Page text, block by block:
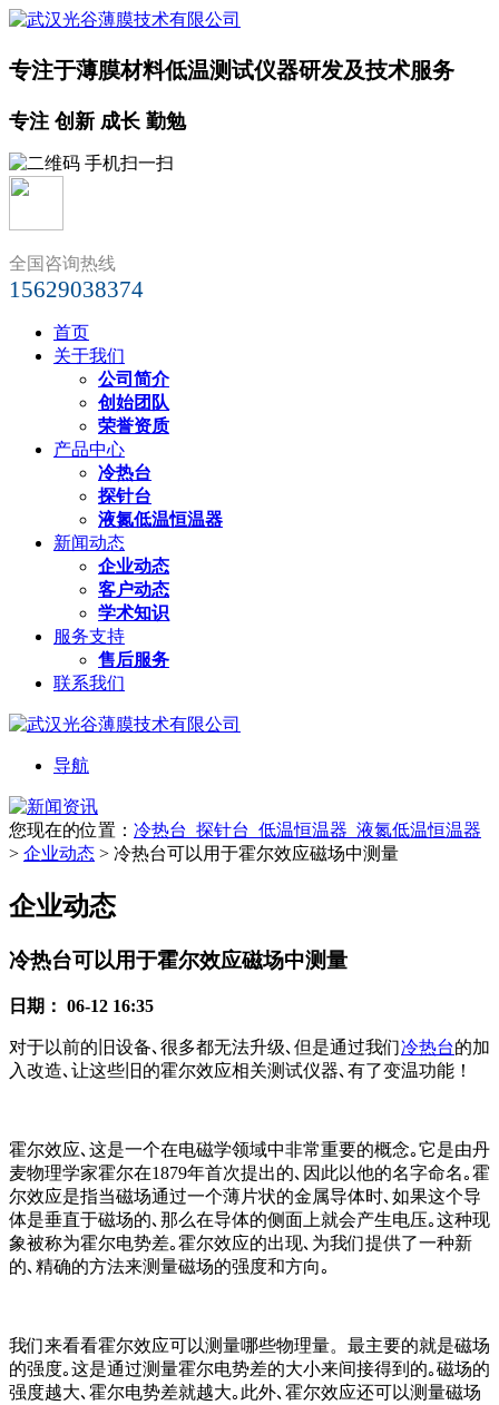
专注于薄膜材料低温测试仪器研发及技术服务
专注 创新 成长 勤勉
全国咨询热线
15629038374
首页
关于我们
公司简介
创始团队
荣誉资质
产品中心
冷热台
探针台
液氮低温恒温器
新闻动态
企业动态
客户动态
学术知识
服务支持
售后服务
联系我们
导航
您现在的位置： 冷热台_探针台_低温恒温器_液氮低温恒温器
> 企业动态 > 冷热台可以用于霍尔效应磁场中测量
企业动态
冷热台可以用于霍尔效应磁场中测量
日期： 06-12 16:35
对于以前的旧设备､很多都无法升级､但是通过我们冷热台的加
入改造､让这些旧的霍尔效应相关测试仪器､有了变温功能！
霍尔效应､这是一个在电磁学领域中非常重要的概念｡它是由丹
麦物理学家霍尔在1879年首次提出的､因此以他的名字命名｡霍
尔效应是指当磁场通过一个薄片状的金属导体时､如果这个导
体是垂直于磁场的､那么在导体的侧面上就会产生电压｡这种现
象被称为霍尔电势差｡霍尔效应的出现､为我们提供了一种新
的､精确的方法来测量磁场的强度和方向｡
我们来看看霍尔效应可以测量哪些物理量。最主要的就是磁场
的强度｡这是通过测量霍尔电势差的大小来间接得到的｡磁场的
强度越大､霍尔电势差就越大｡此外､霍尔效应还可以测量磁场